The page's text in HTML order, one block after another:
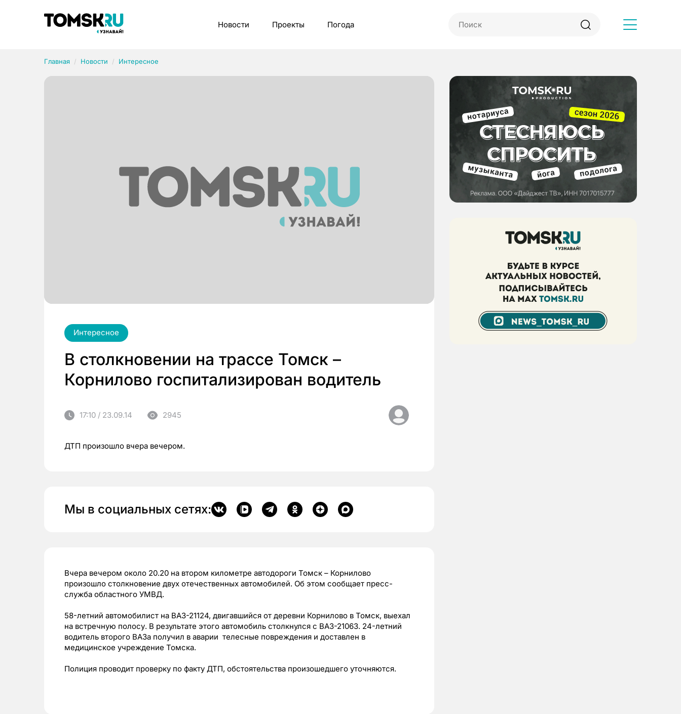
Новости Проекты Погода
Главная Новости Интересное
Интересное
В столкновении на трассе Томск –
Корнилово госпитализирован водитель
17:10 / 23.09.14 2945
ДТП произошло вчера вечером.
Мы в социальных сетях:
Вчера вечером около 20.20 на втором километре автодороги Томск – Корнилово
произошло столкновение двух отечественных автомобилей. Об этом сообщает пресс-
служба областного УМВД.
58-летний автомобилист на ВАЗ-21124, двигавшийся от деревни Корнилово в Томск, выехал
на встречную полосу. В результате этого автомобиль столкнулся с ВАЗ-21063. 24-летний
водитель второго ВАЗа получил в аварии телесные повреждения и доставлен в
медицинское учреждение Томска.
Полиция проводит проверку по факту ДТП, обстоятельства произошедшего уточняются.
Рубрики